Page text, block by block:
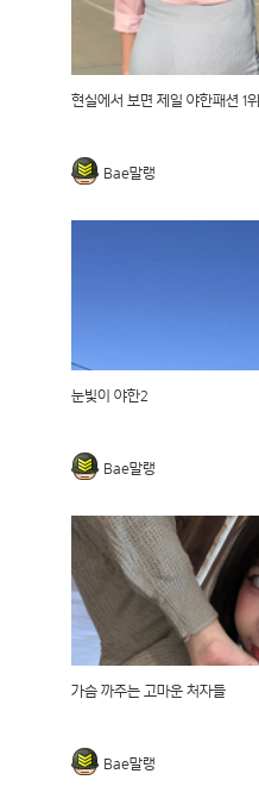
현실에서 보면 제일 야한패션 1위
Bae말랭
눈빛이 야한2
Bae말랭
가슴 까주는 고마운 처자들
Bae말랭